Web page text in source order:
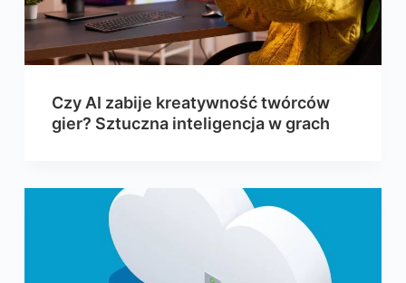
Czy AI zabije kreatywność twórców
gier? Sztuczna inteligencja w grach